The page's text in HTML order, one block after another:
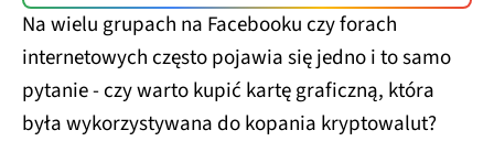
Na wielu grupach na Facebooku czy forach
internetowych często pojawia się jedno i to samo
pytanie - czy warto kupić kartę graficzną, która
była wykorzystywana do kopania kryptowalut?